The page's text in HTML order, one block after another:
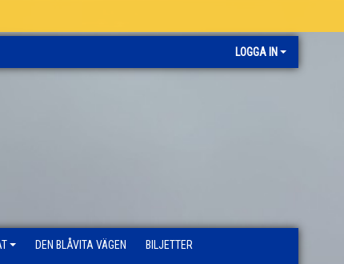
LOGGA IN
DEN BLÅVITA VÄGEN BILJETTER